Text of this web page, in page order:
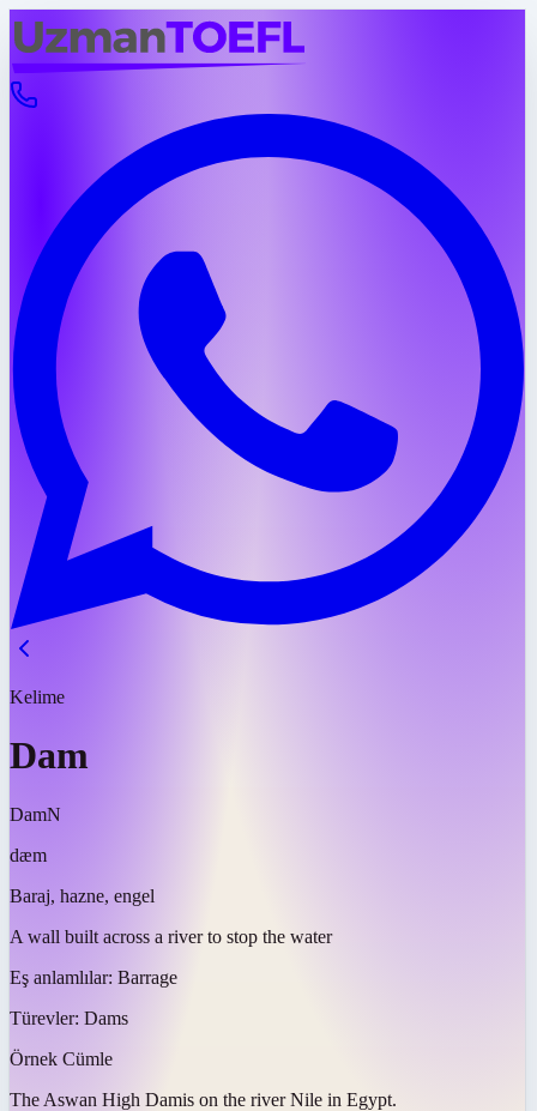
Kelime
Dam
DamN
dæm
Baraj, hazne, engel
A wall built across a river to stop the water
Eş anlamlılar: Barrage
Türevler: Dams
Örnek Cümle
The Aswan High Damis on the river Nile in Egypt.